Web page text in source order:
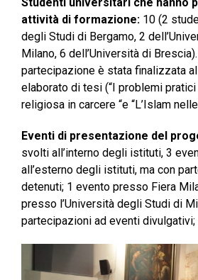
attività di formazione: 10 (2
degli Studi di Bergamo, 2
Milano, 6 dell’Università di
partecipazione è stata finalizzata
elaborato di tesi (“I problemi
religiosa in carcere “e “L’Islam
Eventi di presentazione del
svolti all’interno degli istituti, 3
all’esterno degli istituti, ma con
detenuti; 1 evento presso Fiera
presso l’Università degli Studi di
partecipazioni ad eventi